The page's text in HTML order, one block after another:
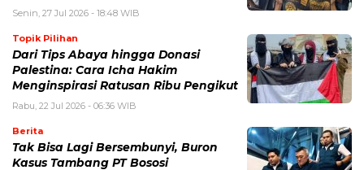
Senin, 27 Jul 2026 - 18:48 WIB
Topik Pilihan
Dari Tips Abaya hingga Donasi
Palestina: Cara Icha Hakim
Menginspirasi Ratusan Ribu Pengikut
Rabu, 22 Jul 2026 - 06:36 WIB
Berita
Tak Bisa Lagi Bersembunyi, Buron
Kasus Tambang PT Bososi